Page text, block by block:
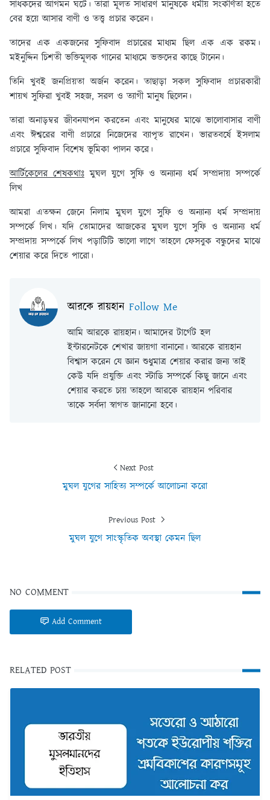
সাধকদের আগমন ঘটে। তারা মূলত সাধারণ মানুষকে ধর্মীয় সংকীর্ণতা হতে
বের হয়ে আসার বাণী ও তত্ত্ব প্রচার করেন।
তাদের এক একজনের সুফিবাদ প্রচারের মাধ্যম ছিল এক এক রকম।
মইনুদ্দিন চিশতী ভক্তিমূলক গানের মাধ্যমে ভক্তদের কাছে টানেন।
তিনি খুবই জনপ্রিয়তা অর্জন করেন। তাছাড়া সকল সুফিবাদ প্রচারকারী
শায়খ সুফিরা খুবই সহজ, সরল ও ত্যাগী মানুষ ছিলেন।
তারা অনাড়ম্বর জীবনযাপন করতেন এবং মানুষের মাঝে ভালোবাসার বাণী
এবং ঈশ্বরের বাণী প্রচারে নিজেদের ব্যাপৃত রাখেন। ভারতবর্ষে ইসলাম
প্রচারে সুফিবাদ বিশেষ ভূমিকা পালন করে।
আর্টিকেলের শেষকথাঃমুঘল যুগে সুফি ও অন্যান্য ধর্ম সম্প্রদায় সম্পর্কে
লিখ
আমরা এতক্ষন জেনে নিলাম মুঘল যুগে সুফি ও অন্যান্য ধর্ম সম্প্রদায়
সম্পর্কে লিখ। যদি তোমাদের আজকের মুঘল যুগে সুফি ও অন্যান্য ধর্ম
সম্প্রদায় সম্পর্কে লিখ পড়াটিটি ভালো লাগে তাহলে ফেসবুক বন্ধুদের মাঝে
শেয়ার করে দিতে পারো।
আরকে রায়হান Follow Me
আমি আরকে রায়হান। আমাদের টার্গেট হল
ইন্টারনেটকে শেখার জায়গা বানানো। আরকে রায়হান
বিশ্বাস করেন যে জ্ঞান শুধুমাত্র শেয়ার করার জন্য তাই
কেউ যদি প্রযুক্তি এবং স্টাডি সম্পর্কে কিছু জানে এবং
শেয়ার করতে চায় তাহলে আরকে রায়হান পরিবার
তাকে সর্বদা স্বাগত জানানো হবে।
Next Post
মুঘল যুগের সাহিত্য সম্পর্কে আলোচনা করো
Previous Post
মুঘল যুগে সাংস্কৃতিক অবস্থা কেমন ছিল
NO COMMENT
Add Comment
RELATED POST